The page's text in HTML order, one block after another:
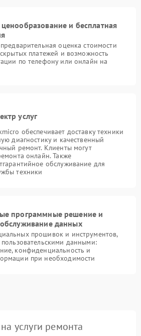
и бесплатная
оценка стоимости
платежей и возможность
по телефону или онлайн на
услуг
обеспечивает доставку техники
диагностику и качественный
ремонт. Клиенты могут
онлайн. Также
обслуживание для
техники
программные решение и
данных
прошивок и инструментов,
данными:
конфиденциальность и
при необходимости
услуги ремонта